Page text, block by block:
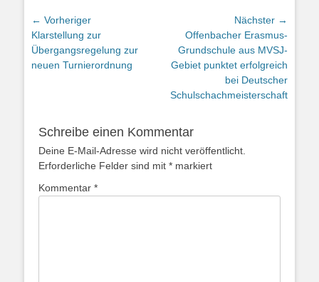
Beitragsnavigation
← Vorheriger
Vorheriger
Beitrag:
Klarstellung zur
Übergangsregelung zur
neuen Turnierordnung
Nächster →
Nächster
Beitrag:
Offenbacher Erasmus-
Grundschule aus MVSJ-
Gebiet punktet erfolgreich
bei Deutscher
Schulschachmeisterschaft
Schreibe einen Kommentar
Deine E-Mail-Adresse wird nicht veröffentlicht.
Erforderliche Felder sind mit * markiert
Kommentar *